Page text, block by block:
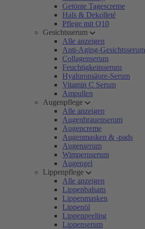
Getönte Tagescreme
Hals & Dekolleté
Pflege mit Q10
Gesichtsserum
Alle anzeigen
Anti-Aging-Gesichtsserum
Collagenserum
Feuchtigkeitsserum
Hyaluronsäure-Serum
Vitamin C Serum
Ampullen
Augenpflege
Alle anzeigen
Augenbrauenserum
Augencreme
Augenmasken & -pads
Augenserum
Wimpernserum
Augengel
Lippenpflege
Alle anzeigen
Lippenbalsam
Lippenmasken
Lippenöl
Lippenpeeling
Lippenserum